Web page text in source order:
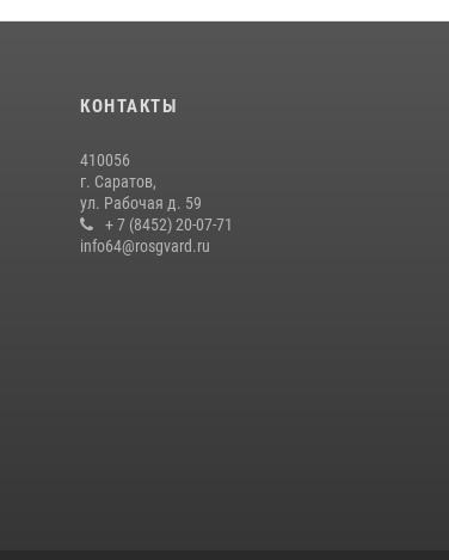
КОНТАКТЫ
410056
г. Саратов,
ул. Рабочая д. 59
+ 7 (8452) 20-07-71
info64@rosgvard.ru